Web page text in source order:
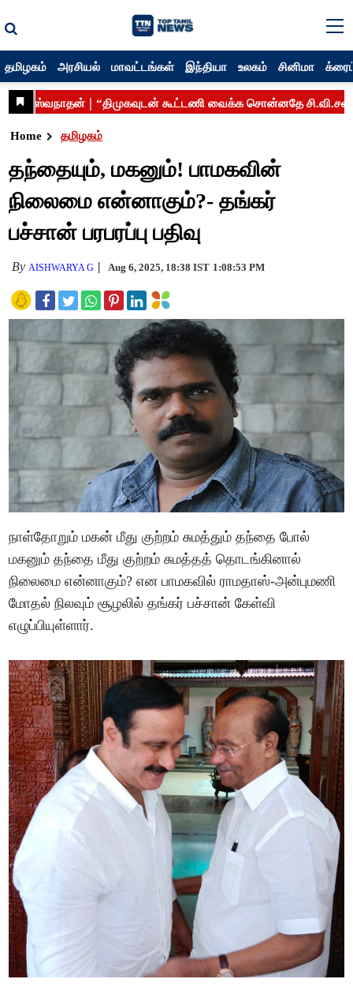
தமிழகம் அரசியல் மாவட்டங்கள் இந்தியா உலகம் சினிமா
Home தமிழகம்
தந்தையும், மகனும்! பாமகவின்
நிலைமை என்னாகும்?- தங்கர்
பச்சான் பரபரப்பு பதிவு
By AISHWARYA G Aug 6, 2025, 18:38 IST 1:08:53 PM
நாள்தோறும் மகன் மீது குற்றம் சுமத்தும் தந்தை போல்
மகனும் தந்தை மீது குற்றம் சுமத்தத் தொடங்கினால்
நிலைமை என்னாகும்? என பாமகவில் ராமதாஸ்-அன்புமணி
மோதல் நிலவும் சூழலில் தங்கர் பச்சான் கேள்வி
எழுப்பியுள்ளார்.